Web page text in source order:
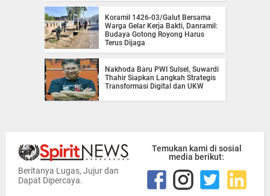
Koramil 1426-03/Galut Bersama
Warga Gelar Kerja Bakti, Danramil:
Budaya Gotong Royong Harus
Terus Dijaga
Nakhoda Baru PWI Sulsel, Suwardi
Thahir Siapkan Langkah Strategis
Transformasi Digital dan UKW
Beritanya Lugas, Jujur dan
Dapat Dipercaya.
Temukan kami di sosial
media berikut: